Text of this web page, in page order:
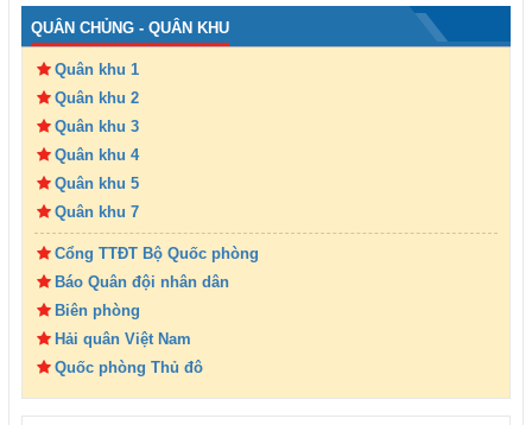
QUÂN CHỦNG - QUÂN KHU
Quân khu 1
Quân khu 2
Quân khu 3
Quân khu 4
Quân khu 5
Quân khu 7
Cổng TTĐT Bộ Quốc phòng
Báo Quân đội nhân dân
Biên phòng
Hải quân Việt Nam
Quốc phòng Thủ đô